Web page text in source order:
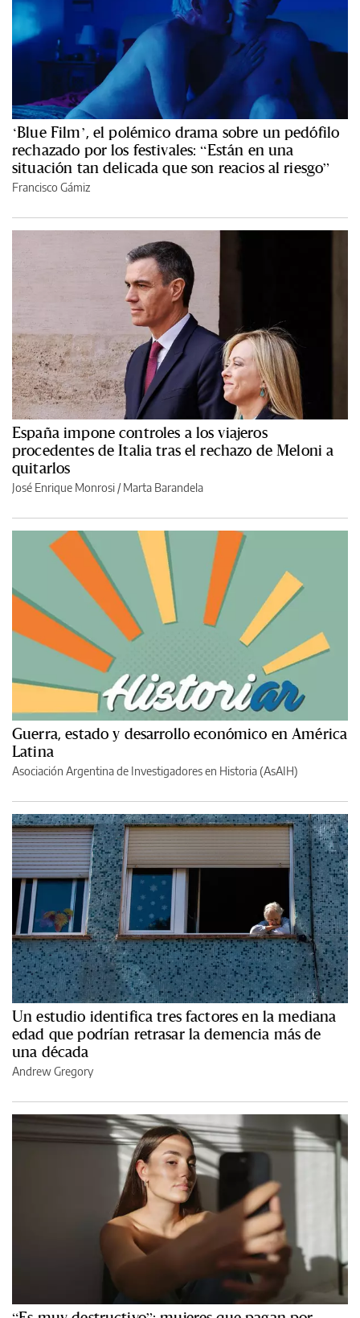
‘Blue Film’, el polémico drama sobre un pedófilo
rechazado por los festivales: “Están en una
situación tan delicada que son reacios al riesgo”
Francisco Gámiz
España impone controles a los viajeros
procedentes de Italia tras el rechazo de Meloni a
quitarlos
José Enrique Monrosi / Marta Barandela
Guerra, estado y desarrollo económico en América
Latina
Asociación Argentina de Investigadores en Historia (AsAIH)
Un estudio identifica tres factores en la mediana
edad que podrían retrasar la demencia más de
una década
Andrew Gregory